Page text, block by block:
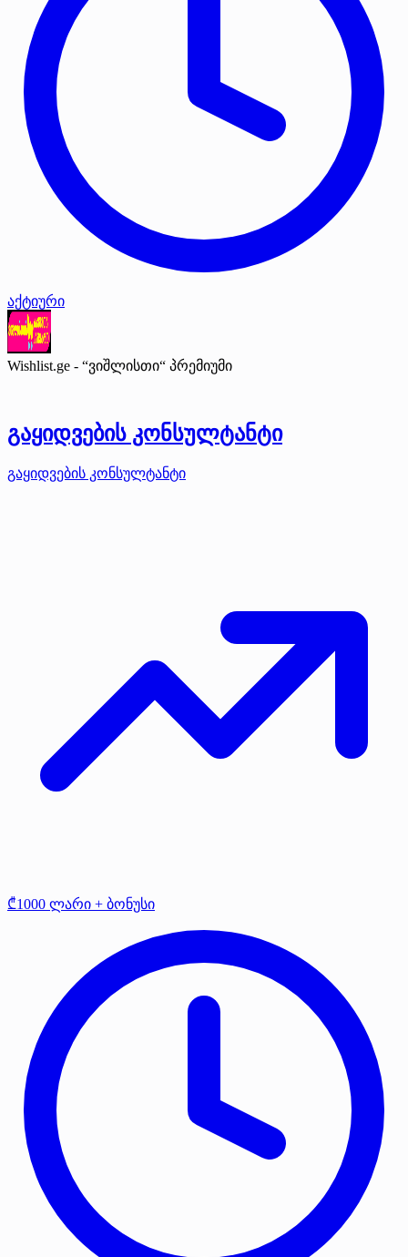
აქტიური
Wishlist.ge - “ვიშლისთი“ პრემიუმი
გაყიდვების კონსულტანტი
გაყიდვების კონსულტანტი
₾1000 ლარი + ბონუსი